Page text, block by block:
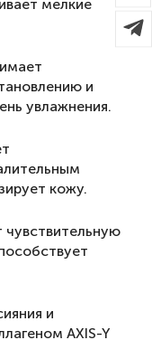
мелкие
и
увлажнения.
кожу.
и
AXIS-Y